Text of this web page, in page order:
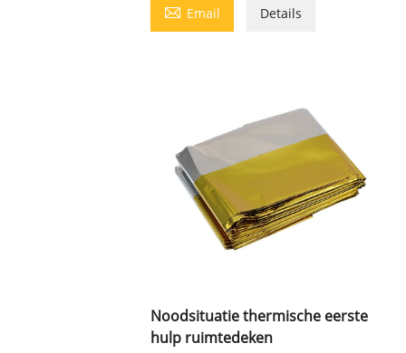
 Email Details
Noodsituatie thermische eerste
hulp ruimtedeken